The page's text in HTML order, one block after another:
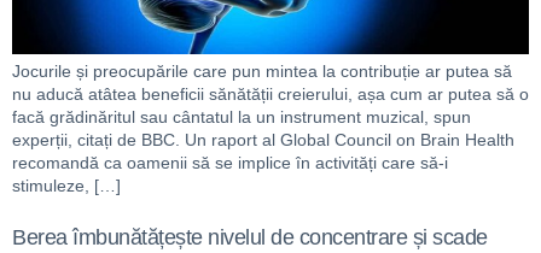
Jocurile și preocupările care pun mintea la contribuție ar putea să
nu aducă atâtea beneficii sănătății creierului, așa cum ar putea să o
facă grădinăritul sau cântatul la un instrument muzical, spun
experții, citați de BBC. Un raport al Global Council on Brain Health
recomandă ca oamenii să se implice în activități care să-i
stimuleze, […]
Berea îmbunătățește nivelul de concentrare și scade